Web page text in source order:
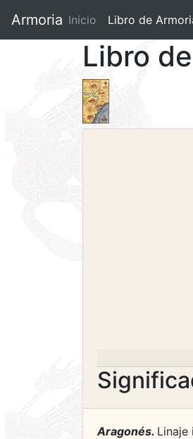
Armoria Inicio Libro de
Libro
Aragonés. Linaje